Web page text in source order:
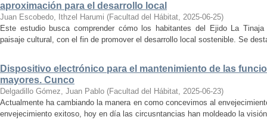
aproximación para el desarrollo local
Juan Escobedo, Ithzel Harumi (Facultad del Hábitat, 2025-06-25)
Este estudio busca comprender cómo los habitantes del Ejido La
paisaje cultural, con el fin de promover el desarrollo local sostenible. Se
Dispositivo electrónico para el mantenimiento de las
mayores. Cunco
Delgadillo Gómez, Juan Pablo (Facultad del Hábitat, 2025-06-23)
Actualmente ha cambiando la manera en como concevimos al
envejecimiento exitoso, hoy en día las circusntancias han moldeado la